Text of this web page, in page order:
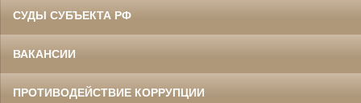
СУДЫ СУБЪЕКТА РФ
ВАКАНСИИ
ПРОТИВОДЕЙСТВИЕ КОРРУПЦИИ